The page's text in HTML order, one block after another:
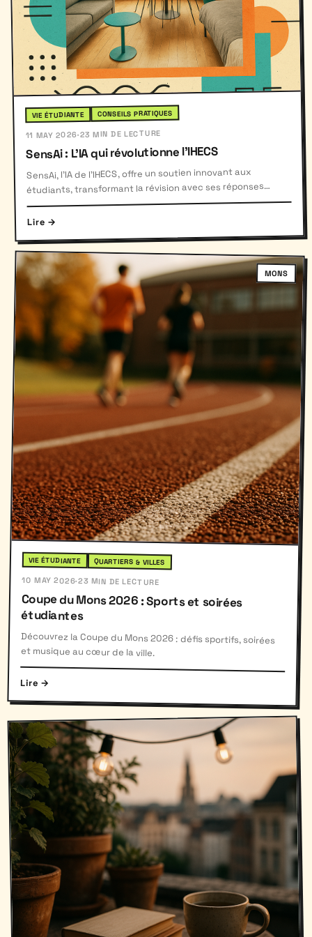
VIE ÉTUDIANTE CONSEILS PRATIQUES
11 MAY 2026·23 MIN DE LECTURE
SensAi : L'IA qui révolutionne l'IHECS
SensAi, l'IA de l'IHECS, offre un soutien innovant aux
étudiants, transformant la révision avec ses réponses
continues.
Lire →
MONS
VIE ÉTUDIANTE QUARTIERS & VILLES
10 MAY 2026·23 MIN DE LECTURE
Coupe du Mons 2026 : Sports et soirées
étudiantes
Découvrez la Coupe du Mons 2026 : défis sportifs, soirées
et musique au cœur de la ville.
Lire →